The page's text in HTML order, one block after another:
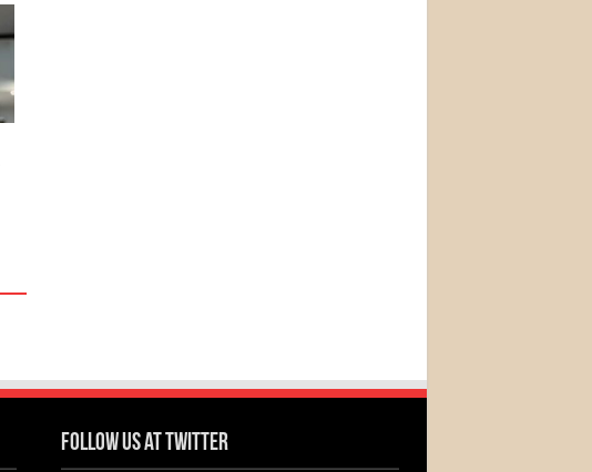
Follow us at Twitter